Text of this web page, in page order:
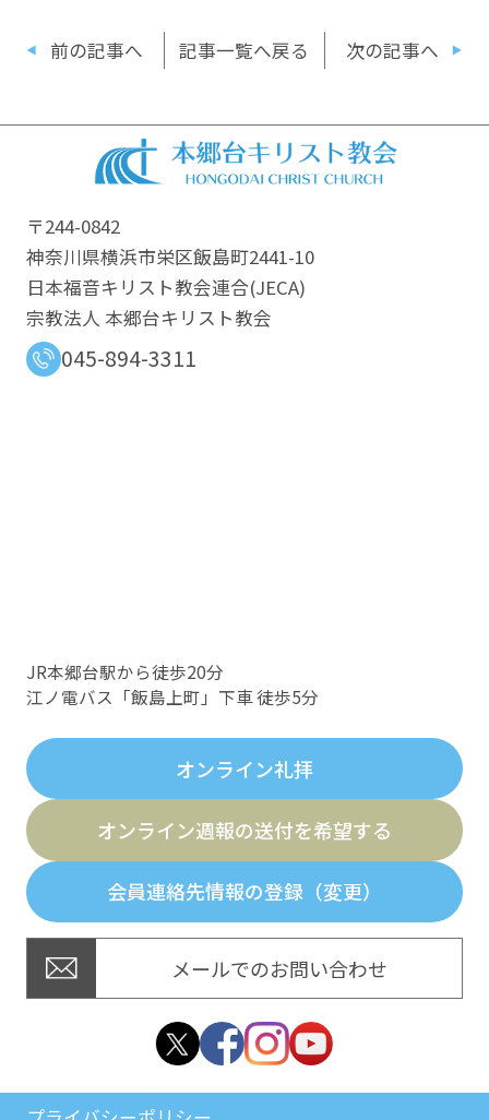
前の記事へ 記事一覧へ戻る 次の記事へ
〒244-0842
神奈川県横浜市栄区飯島町2441-10
日本福音キリスト教会連合​(JECA)
宗教法人 本郷台キリスト教会
045-894-3311
JR本郷台駅から徒歩20分
江ノ電バス「飯島上町」下車 徒歩5分
オンライン礼拝
オンライン週報の送付を希望する
会員連絡先情報の登録（変更）
メールでのお問い合わせ